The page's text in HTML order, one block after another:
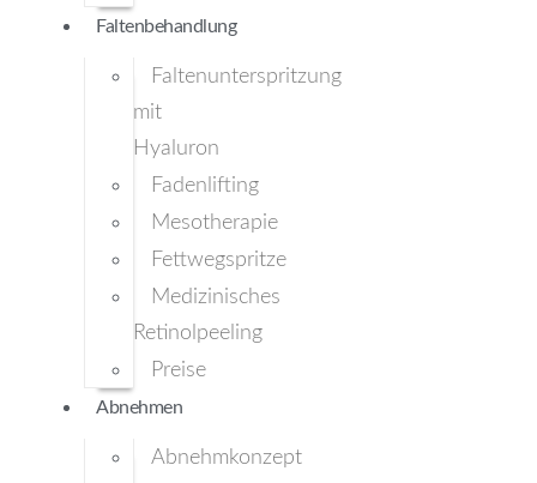
Faltenbehandlung
Faltenunterspritzung
mit
Hyaluron
Fadenlifting
Mesotherapie
Fettwegspritze
Medizinisches
Retinolpeeling
Preise
Abnehmen
Abnehmkonzept